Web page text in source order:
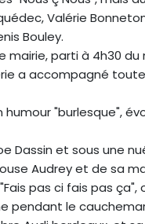
Valérie
Bouley.
parti à 4h30 du
a accompagné
"burlesque",
Dassin et sous une
Audrey et de sa
pas ci fais pas ça",
pendant le